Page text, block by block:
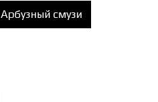
Арбузный смузи